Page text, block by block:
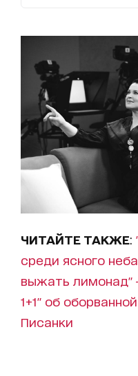
ЧИТАЙТЕ ТАКЖЕ:
среди ясного
выжать лимонад"
1+1" об
Писанки